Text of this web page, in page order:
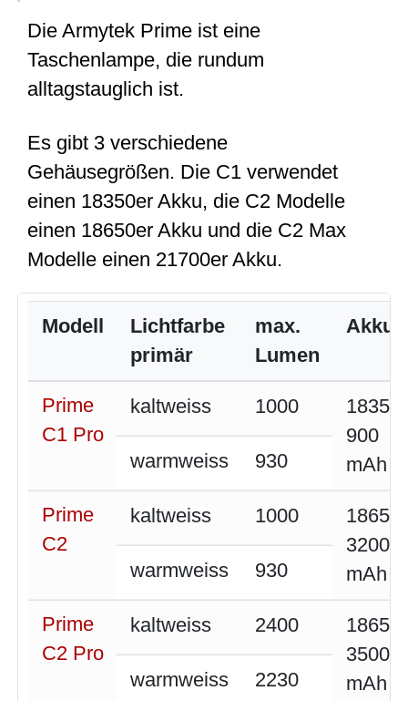
Die Armytek Prime ist eine
Taschenlampe, die rundum
alltagstauglich ist.
Es gibt 3 verschiedene
Gehäusegrößen. Die C1 verwendet
einen 18350er Akku, die C2 Modelle
einen 18650er Akku und die C2 Max
Modelle einen 21700er Akku.
Modell
Lichtfarbe
primär
max.
Lumen
Akku
Prime
C1 Pro
kaltweiss 1000
18350
900
mAh
warmweiss 930
Prime
C2
kaltweiss 1000
18650
3200
mAh
warmweiss 930
Prime
C2 Pro
kaltweiss 2400
18650
3500
mAh
warmweiss 2230